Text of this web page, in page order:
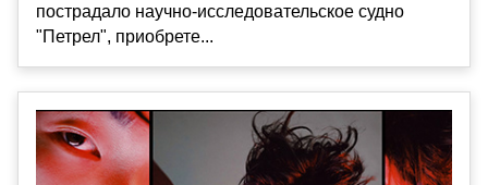
пострадало научно-исследовательское судно
"Петрел", приобрете...